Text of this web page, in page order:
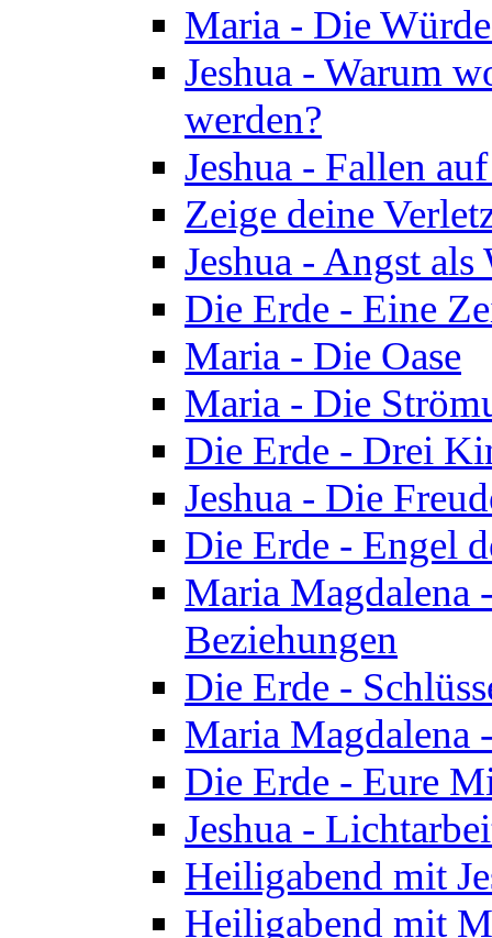
Maria - Die
Jeshua - Warum
werden?
Jeshua - Fallen
Zeige deine
Jeshua - Angst als
Die Erde - Eine
Maria - Die Oase
Maria - Die
Die Erde - Drei
Jeshua - Die
Die Erde - Engel
Maria Magdalena
Beziehungen
Die Erde -
Maria Magdalena
Die Erde - Eure
Jeshua -
Heiligabend mit
Heiligabend mit